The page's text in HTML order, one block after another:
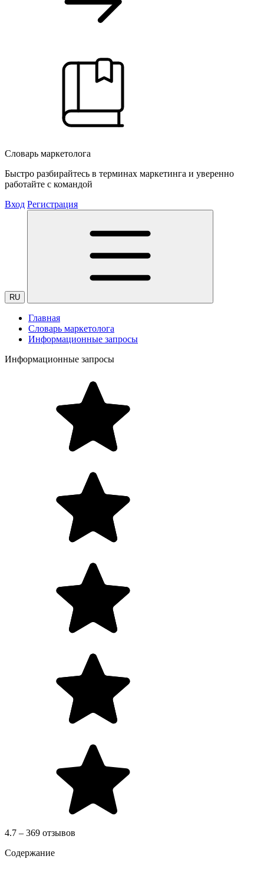
Словарь маркетолога
Быстро разбирайтесь в терминах маркетинга и уверенно
работайте с командой
Вход Регистрация
RU
Главная
Словарь маркетолога
Информационные запросы
Информационные запросы
4.7 – 369 отзывов
Содержание